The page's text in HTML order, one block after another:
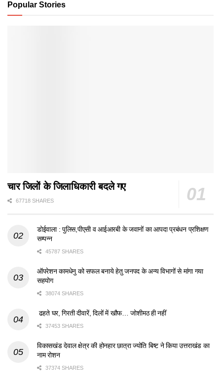
Popular Stories
चार जिलों के जिलाधिकारी बदले गए
67718 SHARES
डोईवाला : पुलिस,पीएसी व आईआरबी के जवानों का आपदा प्रबंधन प्रशिक्षण
सम्पन्न
45787 SHARES
ऑपरेशन कामधेनु को सफल बनाये हेतु जनपद के अन्य विभागों से मांगा गया
सहयोग
38074 SHARES
ढहते घर, गिरती दीवारें, दिलों में खौफ… जोशीमठ ही नहीं
37453 SHARES
विकासखंड देवाल क्षेत्र की होनहार छात्रा ज्योति बिष्ट ने किया उत्तराखंड का
नाम रोशन
37374 SHARES